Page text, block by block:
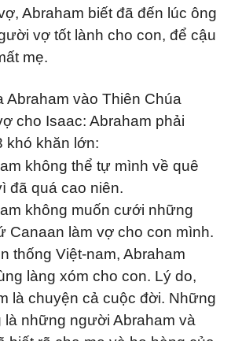
Abraham biết đã đến lúc ông
vợ tốt lành cho con, để cậu
mẹ.
Abraham vào Thiên Chúa
cho Isaac: Abraham phải
khó khăn lớn:
thể tự mình về quê
đã quá cao niên.
muốn cưới những
Canaan làm vợ cho con mình.
thống Việt-nam, Abraham
làng xóm cho con. Lý do,
là chuyện cả cuộc đời. Những
là những người Abraham và